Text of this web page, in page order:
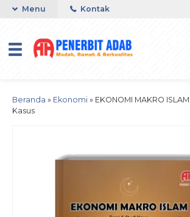
Menu Kontak
Beranda » Ekonomi » EKONOMI MAKRO
Kasus